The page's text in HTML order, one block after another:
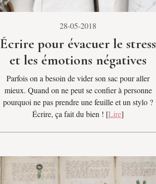
28-05-2018
Écrire pour évacuer le stress
et les émotions négatives
Parfois on a besoin de vider son sac pour aller
mieux. Quand on ne peut se confier à personne
pourquoi ne pas prendre une feuille et un stylo ?
Écrire, ça fait du bien ! [Lire]